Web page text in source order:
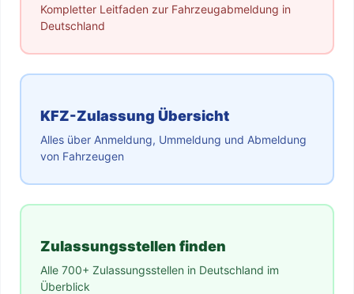
Kompletter Leitfaden zur Fahrzeugabmeldung in
Deutschland
KFZ-Zulassung Übersicht
Alles über Anmeldung, Ummeldung und Abmeldung
von Fahrzeugen
Zulassungsstellen finden
Alle 700+ Zulassungsstellen in Deutschland im
Überblick